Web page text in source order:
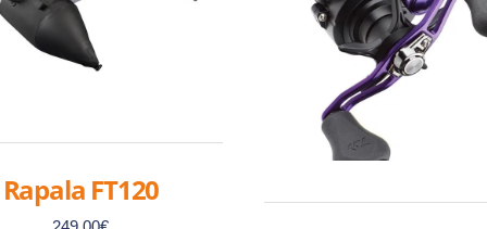
Rapala FT120